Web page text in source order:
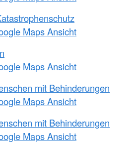
Maps Ansicht
Maps Ansicht
mit Behinderungen
Maps Ansicht
mit Behinderungen
Maps Ansicht